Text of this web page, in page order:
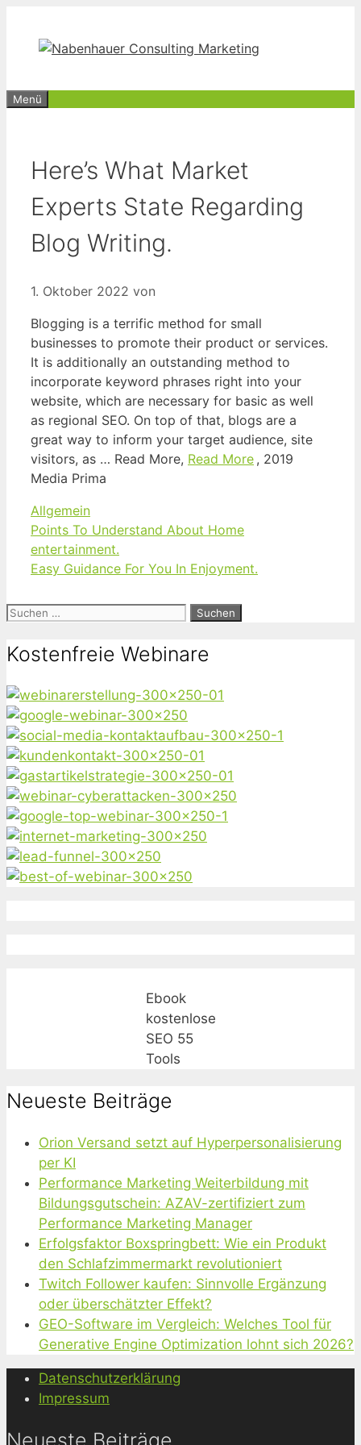
springen
Menü
Here’s What Market
Experts State Regarding
Blog Writing.
1. Oktober 2022 von
Blogging is a terrific method for small
businesses to promote their product or services.
It is additionally an outstanding method to
incorporate keyword phrases right into your
website, which are necessary for basic as well
as regional SEO. On top of that, blogs are a
great way to inform your target audience, site
visitors, as … Read More, Read More , 2019
Media Prima
Kategorien
Allgemein
Points To Understand About Home
entertainment.
Easy Guidance For You In Enjoyment.
Suchen
Kostenfreie Webinare
Ebook
kostenlose
SEO 55
Tools
Neueste Beiträge
Orion Versand setzt auf Hyperpersonalisierung
per KI
Performance Marketing Weiterbildung mit
Bildungsgutschein: AZAV-zertifiziert zum
Performance Marketing Manager
Erfolgsfaktor Boxspringbett: Wie ein Produkt
den Schlafzimmermarkt revolutioniert
Twitch Follower kaufen: Sinnvolle Ergänzung
oder überschätzter Effekt?
GEO-Software im Vergleich: Welches Tool für
Generative Engine Optimization lohnt sich 2026?
Datenschutzerklärung
Impressum
Neueste Beiträge